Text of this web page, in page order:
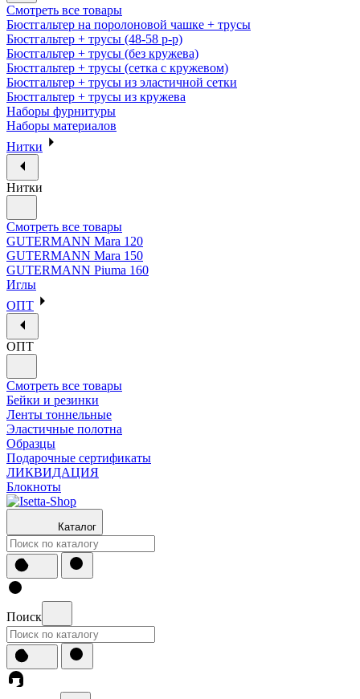
Смотреть все товары
Бюстгальтер на поролоновой чашке + трусы
Бюстгальтер + трусы (48-58 р-р)
Бюстгальтер + трусы (без кружева)
Бюстгальтер + трусы (сетка с кружевом)
Бюстгальтер + трусы из эластичной сетки
Бюстгальтер + трусы из кружева
Наборы фурнитуры
Наборы материалов
Нитки
Нитки
Смотреть все товары
GUTERMANN Mara 120
GUTERMANN Mara 150
GUTERMANN Piuma 160
Иглы
ОПТ
ОПТ
Смотреть все товары
Бейки и резинки
Ленты тоннельные
Эластичные полотна
Образцы
Подарочные сертификаты
ЛИКВИДАЦИЯ
Блокноты
Каталог
Поиск